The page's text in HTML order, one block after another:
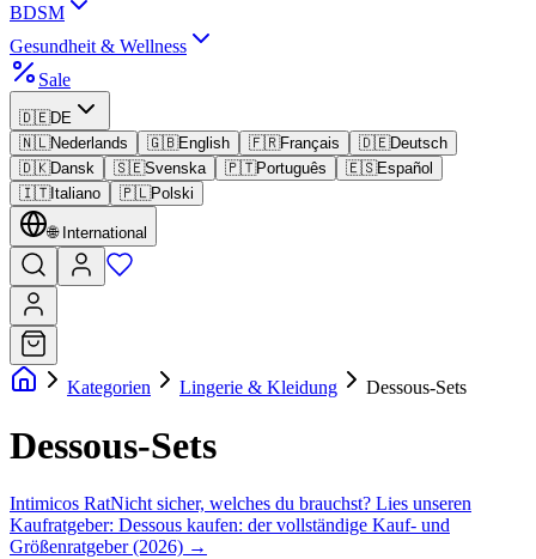
BDSM
Gesundheit & Wellness
Sale
🇩🇪DE
🇳🇱Nederlands 🇬🇧English 🇫🇷Français 🇩🇪Deutsch
🇩🇰Dansk 🇸🇪Svenska 🇵🇹Português 🇪🇸Español
🇮🇹Italiano 🇵🇱Polski
🌐 International
Kategorien Lingerie & Kleidung Dessous-Sets
Dessous-Sets
Intimicos RatNicht sicher, welches du brauchst? Lies unseren
Kaufratgeber: Dessous kaufen: der vollständige Kauf- und
Größenratgeber (2026) →